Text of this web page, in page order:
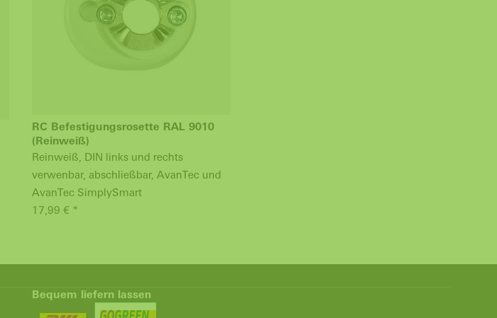
RC Befestigungsrosette RAL 9010
(Reinweiß)
Reinweiß, DIN links und rechts
verwenbar, abschließbar, AvanTec und
AvanTec SimplySmart
17,99 € *
Bequem liefern lassen